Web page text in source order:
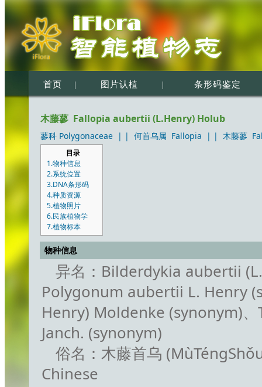
首页 | 图片认植 | 条形码鉴定
木藤蓼 Fallopia aubertii (L.Henry) Holub
蓼科 Polygonaceae | | 何首乌属 Fallopia | | 木藤蓼
目录
1.物种信息
2.系统位置
3.DNA条形码
4.种质资源
5.植物照片
6.民族植物学
7.植物标本
物种信息
异名：Bilderdykia aubertii
Polygonum aubertii L. Henry
Henry) Moldenke (synonym)
Janch. (synonym)
俗名：木藤首乌
Chinese